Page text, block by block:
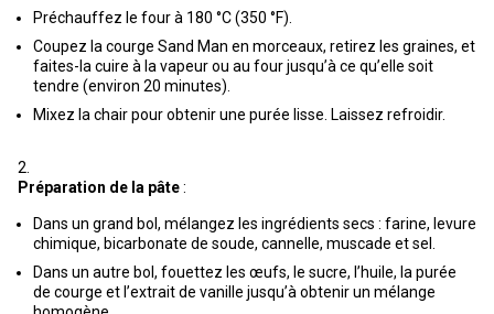
Préchauffez le four à 180 °C (350 °F).
Coupez la courge Sand Man en morceaux, retirez les graines, et
faites-la cuire à la vapeur ou au four jusqu’à ce qu’elle soit
tendre (environ 20 minutes).
Mixez la chair pour obtenir une purée lisse. Laissez refroidir.
Préparation de la pâte:
Dans un grand bol, mélangez les ingrédients secs : farine, levure
chimique, bicarbonate de soude, cannelle, muscade et sel.
Dans un autre bol, fouettez les œufs, le sucre, l’huile, la purée
de courge et l’extrait de vanille jusqu’à obtenir un mélange